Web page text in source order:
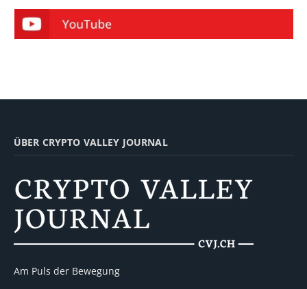
ÜBER CRYPTO VALLEY JOURNAL
Am Puls der Bewegung